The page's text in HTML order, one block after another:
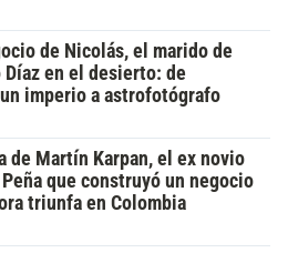
de Nicolás, el marido de
Díaz en el desierto: de
imperio a astrofotógrafo
de Martín Karpan, el ex novio
que construyó un negocio
triunfa en Colombia